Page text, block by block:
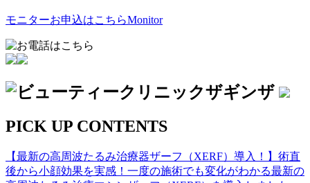
モニターお申込はこちらMonitor
PICK UP CONTENTS
【最新の高周波たるみ治療器ザーフ（XERF）導入！】術直
後から小顔効果を実感！一度の施術でも変化がわかる最新の